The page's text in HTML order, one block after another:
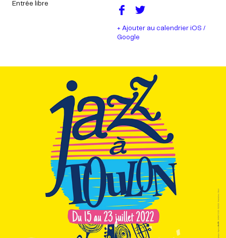
Entrée libre
+ Ajouter au calendrier iOS /
Google